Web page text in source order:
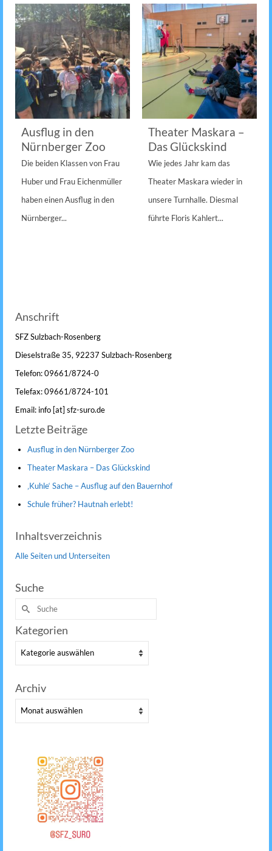
Ausflug in den
Nürnberger Zoo
Die beiden Klassen von Frau
Huber und Frau Eichenmüller
haben einen Ausflug in den
Nürnberger...
Theater Maskara –
Das Glückskind
Wie jedes Jahr kam das
Theater Maskara wieder in
unsere Turnhalle. Diesmal
führte Floris Kahlert...
Anschrift
SFZ Sulzbach-Rosenberg
Dieselstraße 35, 92237 Sulzbach-Rosenberg
Telefon: 09661/8724-0
Telefax: 09661/8724-101
Email: info [at] sfz-suro.de
Letzte Beiträge
Ausflug in den Nürnberger Zoo
Theater Maskara – Das Glückskind
‚Kuhle‘ Sache – Ausflug auf den Bauernhof
Schule früher? Hautnah erlebt!
Inhaltsverzeichnis
Alle Seiten und Unterseiten
Suche
Suche
nach:
Kategorien
Kategorien
Archiv
Archiv